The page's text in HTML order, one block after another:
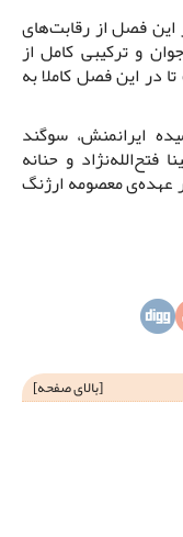
فصل از رقابت‌های
و ترکیبی کامل از
در این فصل کاملا به
ایرانمنش، سوگند
و حنانه
عهده‌ی معصومه ارژنگ
[بالای صفحه]